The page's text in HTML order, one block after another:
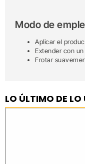
Modo de
Aplicar el
Extender con
Frotar
LO ÚLTIMO DE